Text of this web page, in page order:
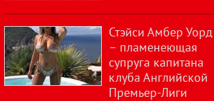
Стэйси Амбер Уорд
– пламенеющая
супруга капитана
клуба Английской
Премьер-Лиги